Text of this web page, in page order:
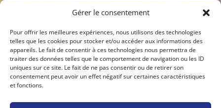
Gérer le consentement
Pour offrir les meilleures expériences, nous utilisons des technologies
telles que les cookies pour stocker et/ou accéder aux informations des
appareils. Le fait de consentir à ces technologies nous permettra de
traiter des données telles que le comportement de navigation ou les ID
uniques sur ce site. Le fait de ne pas consentir ou de retirer son
consentement peut avoir un effet négatif sur certaines caractéristiques
et fonctions.
06 18 52 95 07